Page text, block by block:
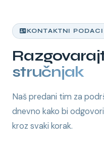
KONTAKTNI PODACI
stručnjak
Naš predani tim za
dnevno kako bi
kroz svaki korak.